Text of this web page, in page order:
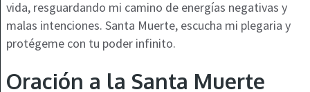
vida, resguardando mi camino de energías negativas y
malas intenciones. Santa Muerte, escucha mi plegaria y
protégeme con tu poder infinito.
Oración a la Santa Muerte